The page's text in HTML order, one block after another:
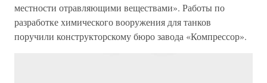
местности отравляющими веществами». Работы по
разработке химического вооружения для танков
поручили конструкторскому бюро завода «Компрессор».